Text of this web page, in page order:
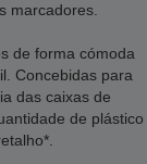
marcadores.
de forma cómoda
Concebidas para
das caixas de
de plástico